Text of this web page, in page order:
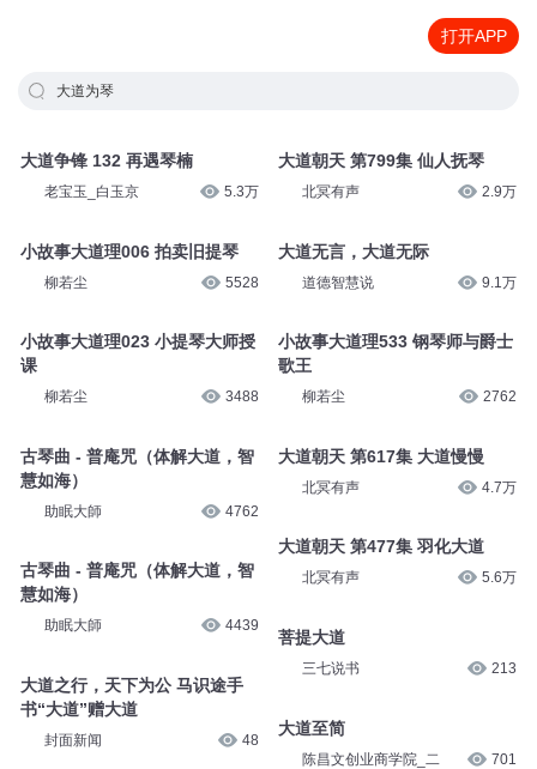
打开APP
大道为琴
大道争锋 132 再遇琴楠
老宝玉_白玉京 5.3万
小故事大道理006 拍卖旧提琴
柳若尘 5528
小故事大道理023 小提琴大师授
课
柳若尘 3488
古琴曲 - 普庵咒（体解大道，智
慧如海）
助眠大師 4762
古琴曲 - 普庵咒（体解大道，智
慧如海）
助眠大師 4439
大道之行，天下为公 马识途手
书“大道”赠大道
封面新闻 48
大道朝天 第799集 仙人抚琴
北冥有声 2.9万
大道无言，大道无际
道德智慧说 9.1万
小故事大道理533 钢琴师与爵士
歌王
柳若尘 2762
大道朝天 第617集 大道慢慢
北冥有声 4.7万
大道朝天 第477集 羽化大道
北冥有声 5.6万
菩提大道
三七说书 213
大道至简
陈昌文创业商学院_二 701